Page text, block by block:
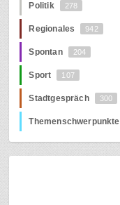
Politik 278
Regionales 942
Spontan 204
Sport 107
Stadtgespräch 300
Themenschwerpunkte